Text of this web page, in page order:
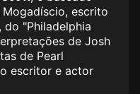
escrito
"Philadelphia
de Josh
de Pearl
escritor e actor